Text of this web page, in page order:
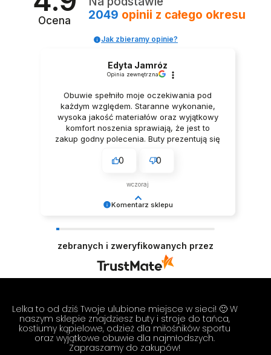
NAKŁADKI OCHRONNE DO BUTÓW TANECZNYCH
CUBAN 6-9cm
Ocena
2049 opinii z całego okresu
Jak zbieramy opinie?
Komentarz sklepu
Doceniamy czas i wysiłek włożony w podzielenie
się z nami Twoimi doświadczeniami. Do
zobaczenia! Zespół LELKA 🦋
Edyta Jamróz
Opinia zewnętrzna
Obuwie spełniło moje oczekiwania pod
każdym względem. Staranne wykonanie,
wysoka jakość materiałów oraz wyjątkowy
komfort noszenia sprawiają, że jest to
zakup godny polecenia. Buty prezentują się
przekonaniem polecam ten produkt.
0 0
wczoraj
zebranych i zweryfikowanych przez
Lelka to od dziś Twoje ulubione miejsce w sieci! 🙂 W
naszym sklepie znajdziesz buty i stroje do tańca,
kostiumy kąpielowe, odzież dla miłośników sportu
oraz wyjątkowe obuwie dla najmłodszych.
Zapraszamy do zakupów!